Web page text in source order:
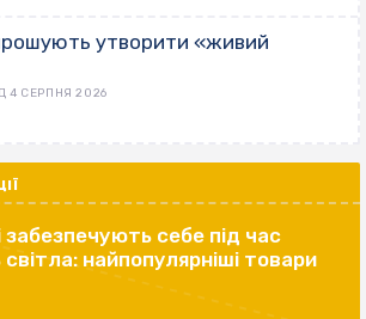
утворити «живий
4 СЕРПНЯ 2026
забезпечують себе під час
найпопулярніші товари